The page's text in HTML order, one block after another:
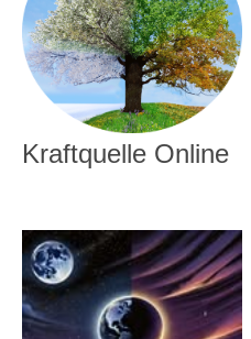
Kraftquelle Online